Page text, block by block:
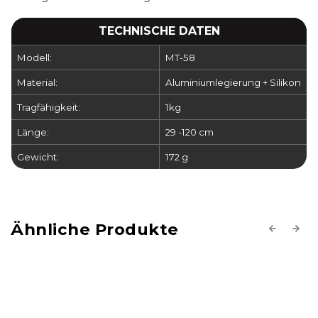
TECHNISCHE DATEN
Modell: MT-58
Material: Aluminiumlegierung + Silikon
Tragfähigkeit: 1kg
Länge: 29 -120 cm
Gewicht: 172 g
Previous
Next